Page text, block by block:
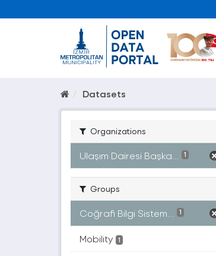
Datasets
Organizations
Ulaşım Dairesi Başka... 1
Groups
Coğrafi Bilgi Sistem... 1
Mobility 1